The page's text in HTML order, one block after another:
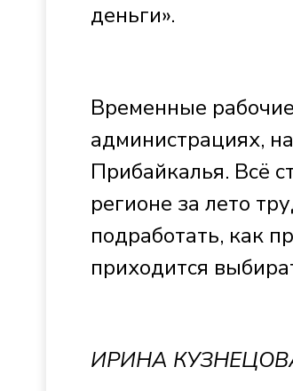
деньги».
Временные
администрациях,
Прибайкалья. Всё
регионе за лето
подработать, как
приходится
ИРИНА